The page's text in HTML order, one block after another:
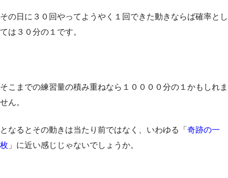
その日に３０回やってようやく１回できた動きならば確率とし
ては３０分の１です。
そこまでの練習量の積み重ねなら１００００分の１かもしれま
せん。
となるとその動きは当たり前ではなく、いわゆる「 奇跡の一
枚 」に近い感じじゃないでしょうか。